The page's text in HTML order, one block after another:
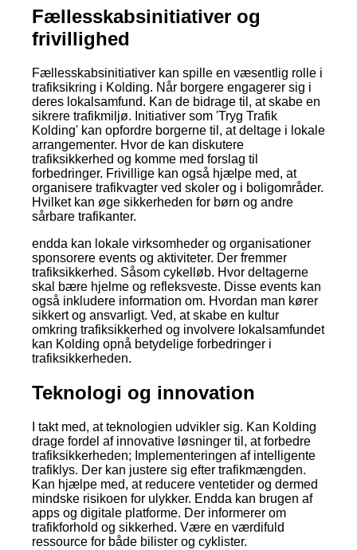
Fællesskabsinitiativer og
frivillighed
Fællesskabsinitiativer kan spille en væsentlig rolle i
trafiksikring i Kolding. Når borgere engagerer sig i
deres lokalsamfund. Kan de bidrage til, at skabe en
sikrere trafikmiljø. Initiativer som 'Tryg Trafik
Kolding' kan opfordre borgerne til, at deltage i lokale
arrangementer. Hvor de kan diskutere
trafiksikkerhed og komme med forslag til
forbedringer. Frivillige kan også hjælpe med, at
organisere trafikvagter ved skoler og i boligområder.
Hvilket kan øge sikkerheden for børn og andre
sårbare trafikanter.
endda kan lokale virksomheder og organisationer
sponsorere events og aktiviteter. Der fremmer
trafiksikkerhed. Såsom cykelløb. Hvor deltagerne
skal bære hjelme og refleksveste. Disse events kan
også inkludere information om. Hvordan man kører
sikkert og ansvarligt. Ved, at skabe en kultur
omkring trafiksikkerhed og involvere lokalsamfundet
kan Kolding opnå betydelige forbedringer i
trafiksikkerheden.
Teknologi og innovation
I takt med, at teknologien udvikler sig. Kan Kolding
drage fordel af innovative løsninger til, at forbedre
trafiksikkerheden; Implementeringen af intelligente
trafiklys. Der kan justere sig efter trafikmængden.
Kan hjælpe med, at reducere ventetider og dermed
mindske risikoen for ulykker. Endda kan brugen af
apps og digitale platforme. Der informerer om
trafikforhold og sikkerhed. Være en værdifuld
ressource for både bilister og cyklister.